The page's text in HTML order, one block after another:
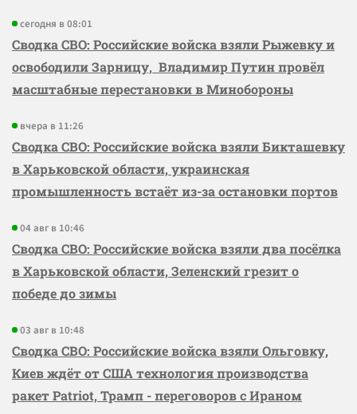
сегодня в 08:01
Сводка СВО: Российские войска взяли Рыжевку и
освободили Зарницу, Владимир Путин провёл
масштабные перестановки в Минобороны
вчера в 11:26
Сводка СВО: Российские войска взяли Бикташевку
в Харьковской области, украинская
промышленность встаёт из-за остановки портов
04 авг в 10:46
Сводка СВО: Российские войска взяли два посёлка
в Харьковской области, Зеленский грезит о
победе до зимы
03 авг в 10:48
Сводка СВО: Российские войска взяли Ольговку,
Киев ждёт от США технология производства
ракет Patriot, Трамп - переговоров с Ираном